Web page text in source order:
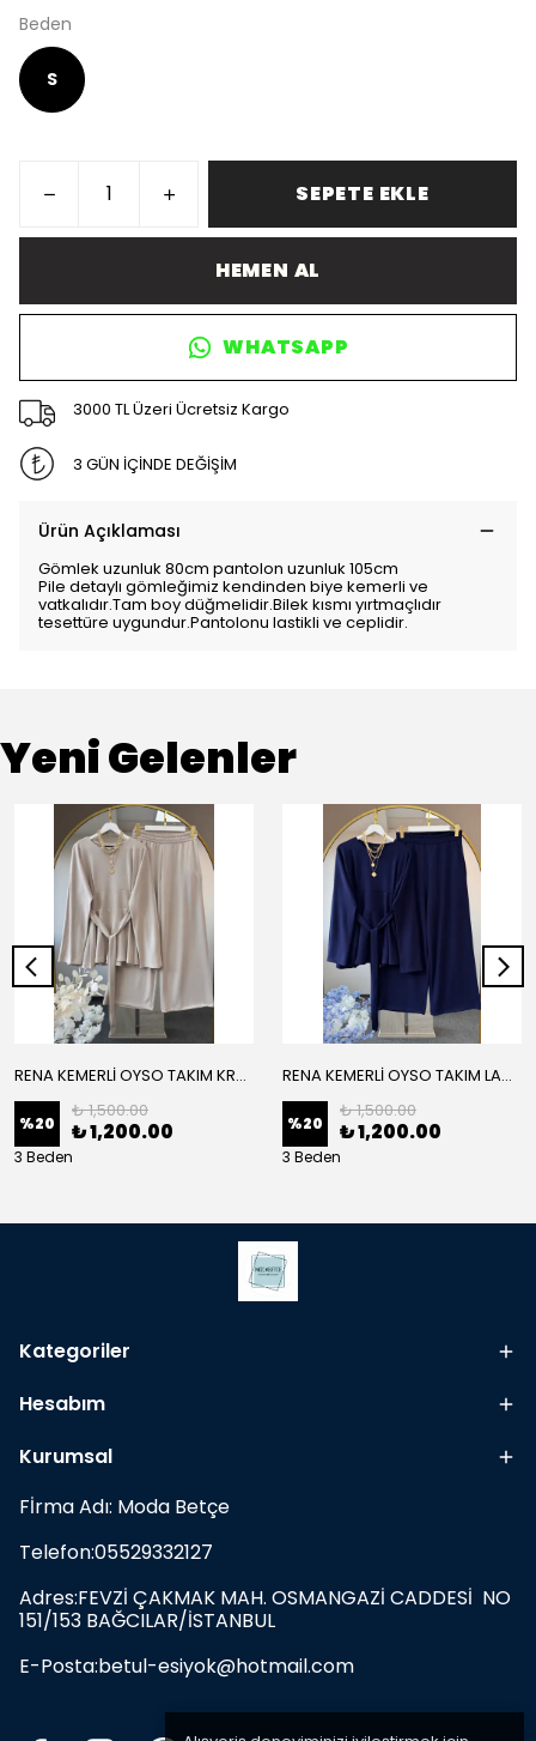
Beden
S
SEPETE EKLE
HEMEN AL
WHATSAPP
3000 TL Üzeri Ücretsiz Kargo
3 GÜN İÇİNDE DEĞİŞİM
Ürün Açıklaması
Gömlek uzunluk 80cm pantolon uzunluk 105cm
Pile detaylı gömleğimiz kendinden biye kemerli ve
vatkalıdır.Tam boy düğmelidir.Bilek kısmı yırtmaçlıdır
tesettüre uygundur.Pantolonu lastikli ve ceplidir.
Yeni Gelenler
RENA KEMERLİ OYSO TAKIM KREM
%20
₺ 1,500.00
₺ 1,200.00
3 Beden
RENA KEMERLİ OYSO TAKIM LACİVERT
%20
₺ 1,500.00
₺ 1,200.00
3 Beden
Kategoriler
Hesabım
Kurumsal
Fİrma Adı: Moda Betçe
Telefon:05529332127
Adres:FEVZİ ÇAKMAK MAH. OSMANGAZİ CADDESİ NO
151/153 BAĞCILAR/İSTANBUL
E-Posta:betul-esiyok@hotmail.com